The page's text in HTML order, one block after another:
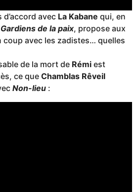
avec La Kabane qui, en
de la paix, propose aux
coup avec les zadistes… quelles
de la mort de Rémi est
ce que Chamblas Rêveil
Non-lieu :